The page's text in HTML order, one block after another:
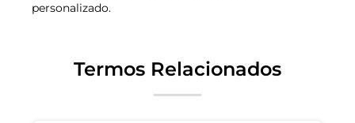
personalizado.
Termos Relacionados